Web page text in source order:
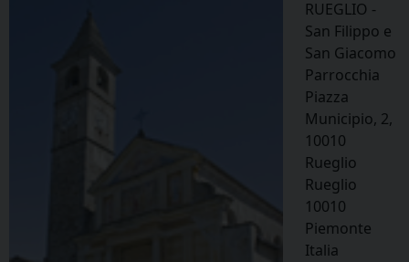
RUEGLIO -
San Filippo e
San Giacomo
Parrocchia
Piazza
Municipio, 2,
10010
Rueglio
Rueglio
10010
Piemonte
Italia